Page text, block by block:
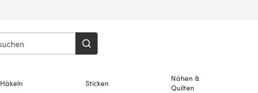
Häkeln Sticken
Nähen &
Quilten